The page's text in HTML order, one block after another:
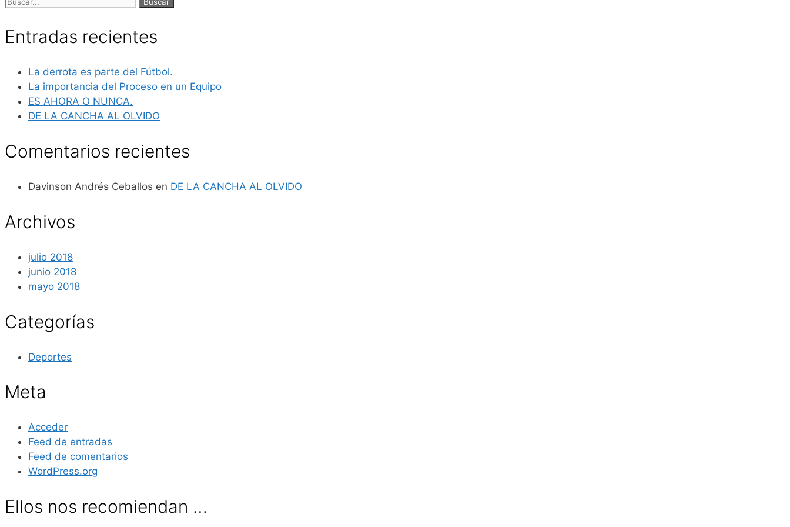
Entradas recientes
La derrota es parte del Fútbol.
La importancia del Proceso en un Equipo
ES AHORA O NUNCA.
DE LA CANCHA AL OLVIDO
Comentarios recientes
Davinson Andrés Ceballos en DE LA CANCHA AL OLVIDO
Archivos
julio 2018
junio 2018
mayo 2018
Categorías
Deportes
Meta
Acceder
Feed de entradas
Feed de comentarios
WordPress.org
Ellos nos recomiendan …